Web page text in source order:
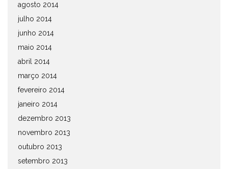
agosto 2014
julho 2014
junho 2014
maio 2014
abril 2014
março 2014
fevereiro 2014
janeiro 2014
dezembro 2013
novembro 2013
outubro 2013
setembro 2013